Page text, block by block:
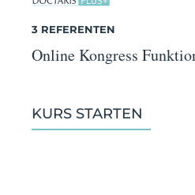
3 REFERENTEN
Online Kongress
KURS STARTEN